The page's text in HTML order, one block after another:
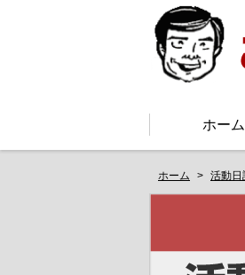
ホーム
ホーム 活動日